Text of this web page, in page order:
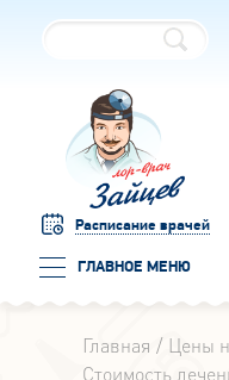
Расписание врачей
ГЛАВНОЕ МЕНЮ
Главная
Цены
Стоимость